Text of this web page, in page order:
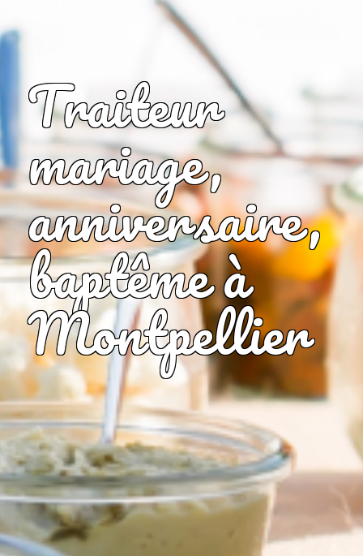
Traiteur
mariage,
anniversaire,
baptême à
Montpellier